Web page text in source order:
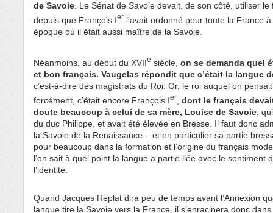
de Savoie. Le Sénat de Savoie devait, de son côté, utiliser le
depuis que François Ier l’avait ordonné pour toute la France
époque où il était aussi maître de la Savoie.
Néanmoins, au début du XVIIe siècle, on se demanda quel
et bon français. Vaugelas répondit que c’était la langue
c’est-à-dire des magistrats du Roi. Or, le roi auquel on pensait
forcément, c’était encore François Ier dont le français
doute beaucoup à celui de sa mère, Louise de Savoie ,
du duc Philippe, et avait été élevée en Bresse. Il faut donc
la Savoie de la Renaissance – et en particulier sa partie
pour beaucoup dans la formation et l’origine du français
l’on sait à quel point la langue a partie liée avec le sentiment
l’identité.
Quand Jacques Replat dira peu de temps avant l’Annexion
langue tire la Savoie vers la France, il s’enracinera donc